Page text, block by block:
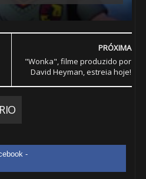
PRÓXIMA
"Wonka", filme produzido por
David Heyman, estreia hoje!
Facebook -